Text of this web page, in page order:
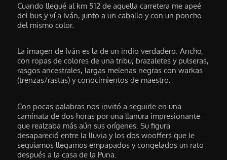
Cuando llegué al km 512 de aquella carretera me apeé
del bus y ví a Iván, junto a un caballo y con un poncho
del mismo color.
La imagen de Iván es la de un indio verdadero. Ancho,
con ropas de colores de una tribu, brazaletes y pulseras,
rasgos ancestrales, largas melenas negras con warkas
(trenzas/rastas) y conocimientos de maestro.
Con pocas palabras nos invitó a seguirle en una
caminata de dos horas por una llanura impresionante
que realzaba más aún sus orígenes. Su figura
desapareció entre la lluvia y los dos wooffers que le
seguíamos llegamos empapados y congelados un rato
después a la casa de la Puna.